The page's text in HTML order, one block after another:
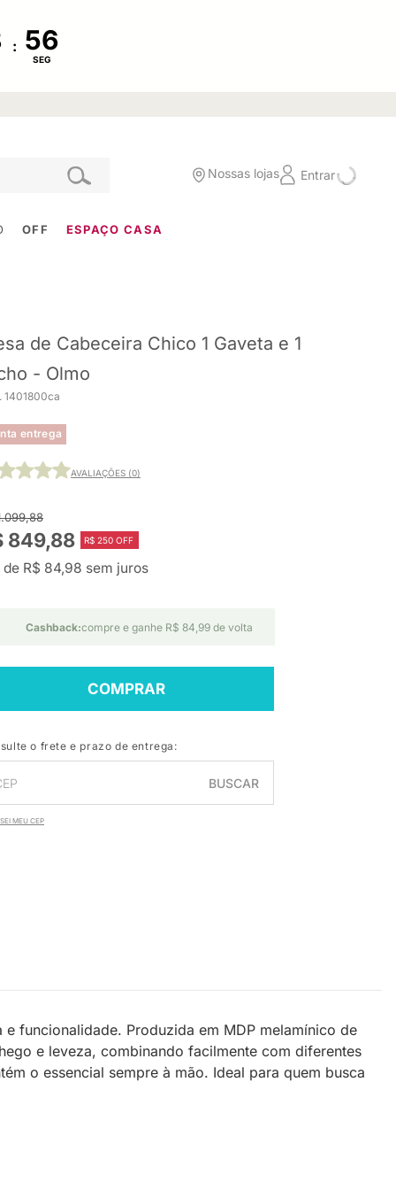
:
SEG
Nossas lojas Entrar
OFF ESPAÇO CASA
de Cabeceira Chico 1 Gaveta e 1
- Olmo
1401800ca
entrega
AVALIAÇÕES (0)
849,88 R$ 250 OFF
de R$ 84,98 sem juros
Cashback:compre e ganhe R$ 84,99 de volta
COMPRAR
o frete e prazo de entrega:
BUSCAR
MEU CEP
funcionalidade. Produzida em MDP melamínico de
e leveza, combinando facilmente com diferentes
o essencial sempre à mão. Ideal para quem busca